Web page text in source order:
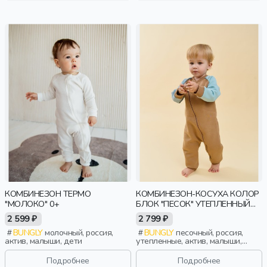
КОМБИНЕЗОН ТЕРМО
"МОЛОКО" 0+
2 599 ₽
BUNGLYмолочный, россия,
актив, малыши, дети
Подробнее
КОМБИНЕЗОН-КОСУХА КОЛОР
БЛОК "ПЕСОК" УТЕПЛЕННЫЙ
0+
2 799 ₽
BUNGLYпесочный, россия,
утепленные, актив, малыши,
дети
Подробнее